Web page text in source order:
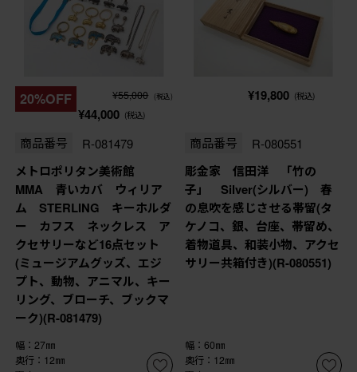
20%OFF ¥55,000 (税込)
¥44,000 (税込)
商品番号 R-081479
メトロポリタン美術館
MMA 青いカバ ウィリア
ム STERLING キーホルダ
ー カフス ネックレス ア
クセサリーなど16点セット
(ミュージアムグッズ、エジ
プト、動物、アニマル、キー
リング、ブローチ、ブックマ
ーク)(R-081479)
幅：27㎜
奥行：12㎜
¥19,800 (税込)
商品番号 R-080551
彫金家 信田洋 「竹の
子」 Silver(シルバー) 春
の息吹を感じさせる帯留(タ
ケノコ、銀、台座、帯留め、
着物道具、和装小物、アクセ
サリー共箱付き)(R-080551)
幅：60㎜
奥行：12㎜